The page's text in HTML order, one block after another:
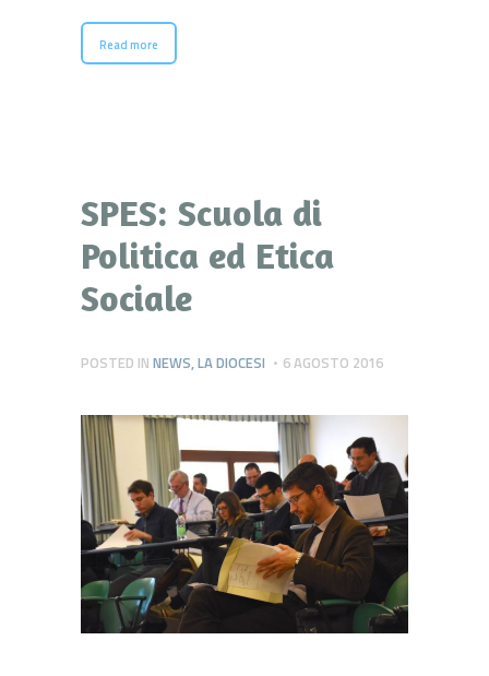
Read more
SPES: Scuola di
Politica ed Etica
Sociale
POSTED IN NEWS,LA DIOCESI 6 AGOSTO 2016